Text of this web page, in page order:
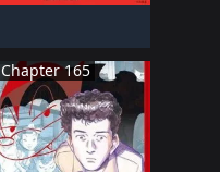
Chapter 165